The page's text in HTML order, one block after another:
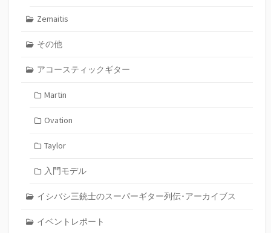
Zemaitis
その他
アコースティックギター
Martin
Ovation
Taylor
入門モデル
イシバシ三銃士のスーパーギター列伝･アーカイブス
イベントレポート